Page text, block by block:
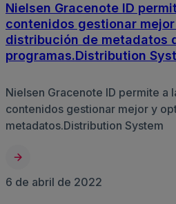
Nielsen Gracenote ID
contenidos gestionar
distribución de metadatos
programas.Distribution
Nielsen Gracenote ID permite a
contenidos gestionar mejor y
metadatos.Distribution System
6 de abril de 2022